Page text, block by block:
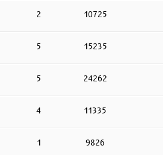
2 10725
5 15235
5 24262
4 11335
1 9826